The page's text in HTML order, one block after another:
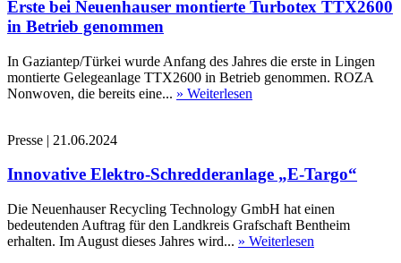
Erste bei Neuenhauser montierte Turbotex TTX2600
in Betrieb genommen
In Gaziantep/Türkei wurde Anfang des Jahres die erste in Lingen
montierte Gelegeanlage TTX2600 in Betrieb genommen. ROZA
Nonwoven, die bereits eine... » Weiterlesen
Presse | 21.06.2024
Innovative Elektro-Schredderanlage „E-Targo“
Die Neuenhauser Recycling Technology GmbH hat einen
bedeutenden Auftrag für den Landkreis Grafschaft Bentheim
erhalten. Im August dieses Jahres wird... » Weiterlesen